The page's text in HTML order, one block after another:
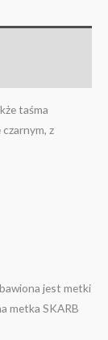
taśma
z
jest metki
metka SKARB